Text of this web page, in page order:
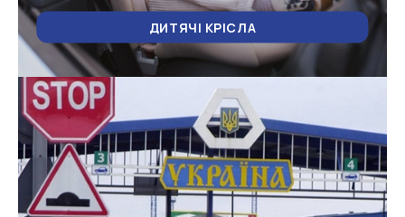
ДИТЯЧІ КРІСЛА